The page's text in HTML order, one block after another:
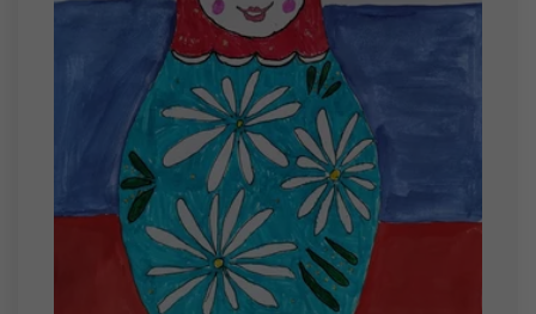
Мочалов Павел Александрович
Топко Алан Алексеевич
27 августа
Лоскутов Владислав Евгеньевич
Лоскутов Ярослав Евгеньевич
Марков Максим Сергеевич
28 августа
Солохин Егор Валерьевич
Фурсов Семен Евгеньевич
29 августа
Рагузов Александр Ильич